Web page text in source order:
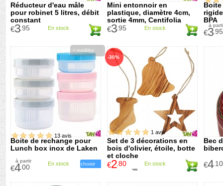
Réducteur d'eau mâle
pour robinet 5 litres, débit
constant
€3.95 En stock
Mini entonnoir en
plastique, diamètre 4cm,
sortie 4mm, Centifolia
€3.95 En stock
BPA
à
€3.95
Boite de rechange pour
Lunch box inox de Laken
à partir
€4 .00 En stock
+ modèles
choisir
13 avis
Set de 3 décorations en
bois d'olivier, étoile, botte
et cloche
-30%
€4.00
€2.80 En stock
1 avis
Bec
€4 .10